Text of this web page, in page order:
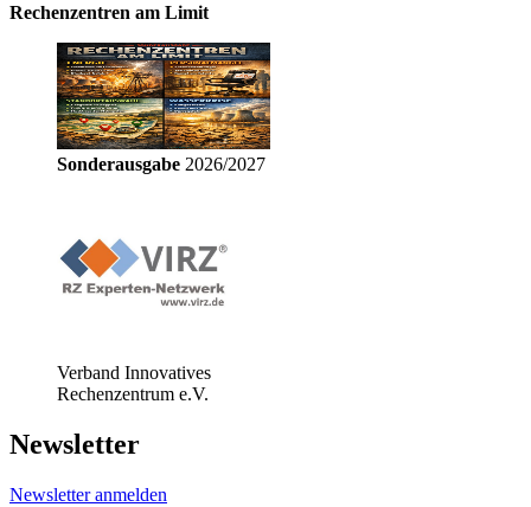
Rechenzentren am Limit
Sonderausgabe 2026/2027
Verband Innovatives
Rechenzentrum e.V.
Newsletter
Newsletter anmelden